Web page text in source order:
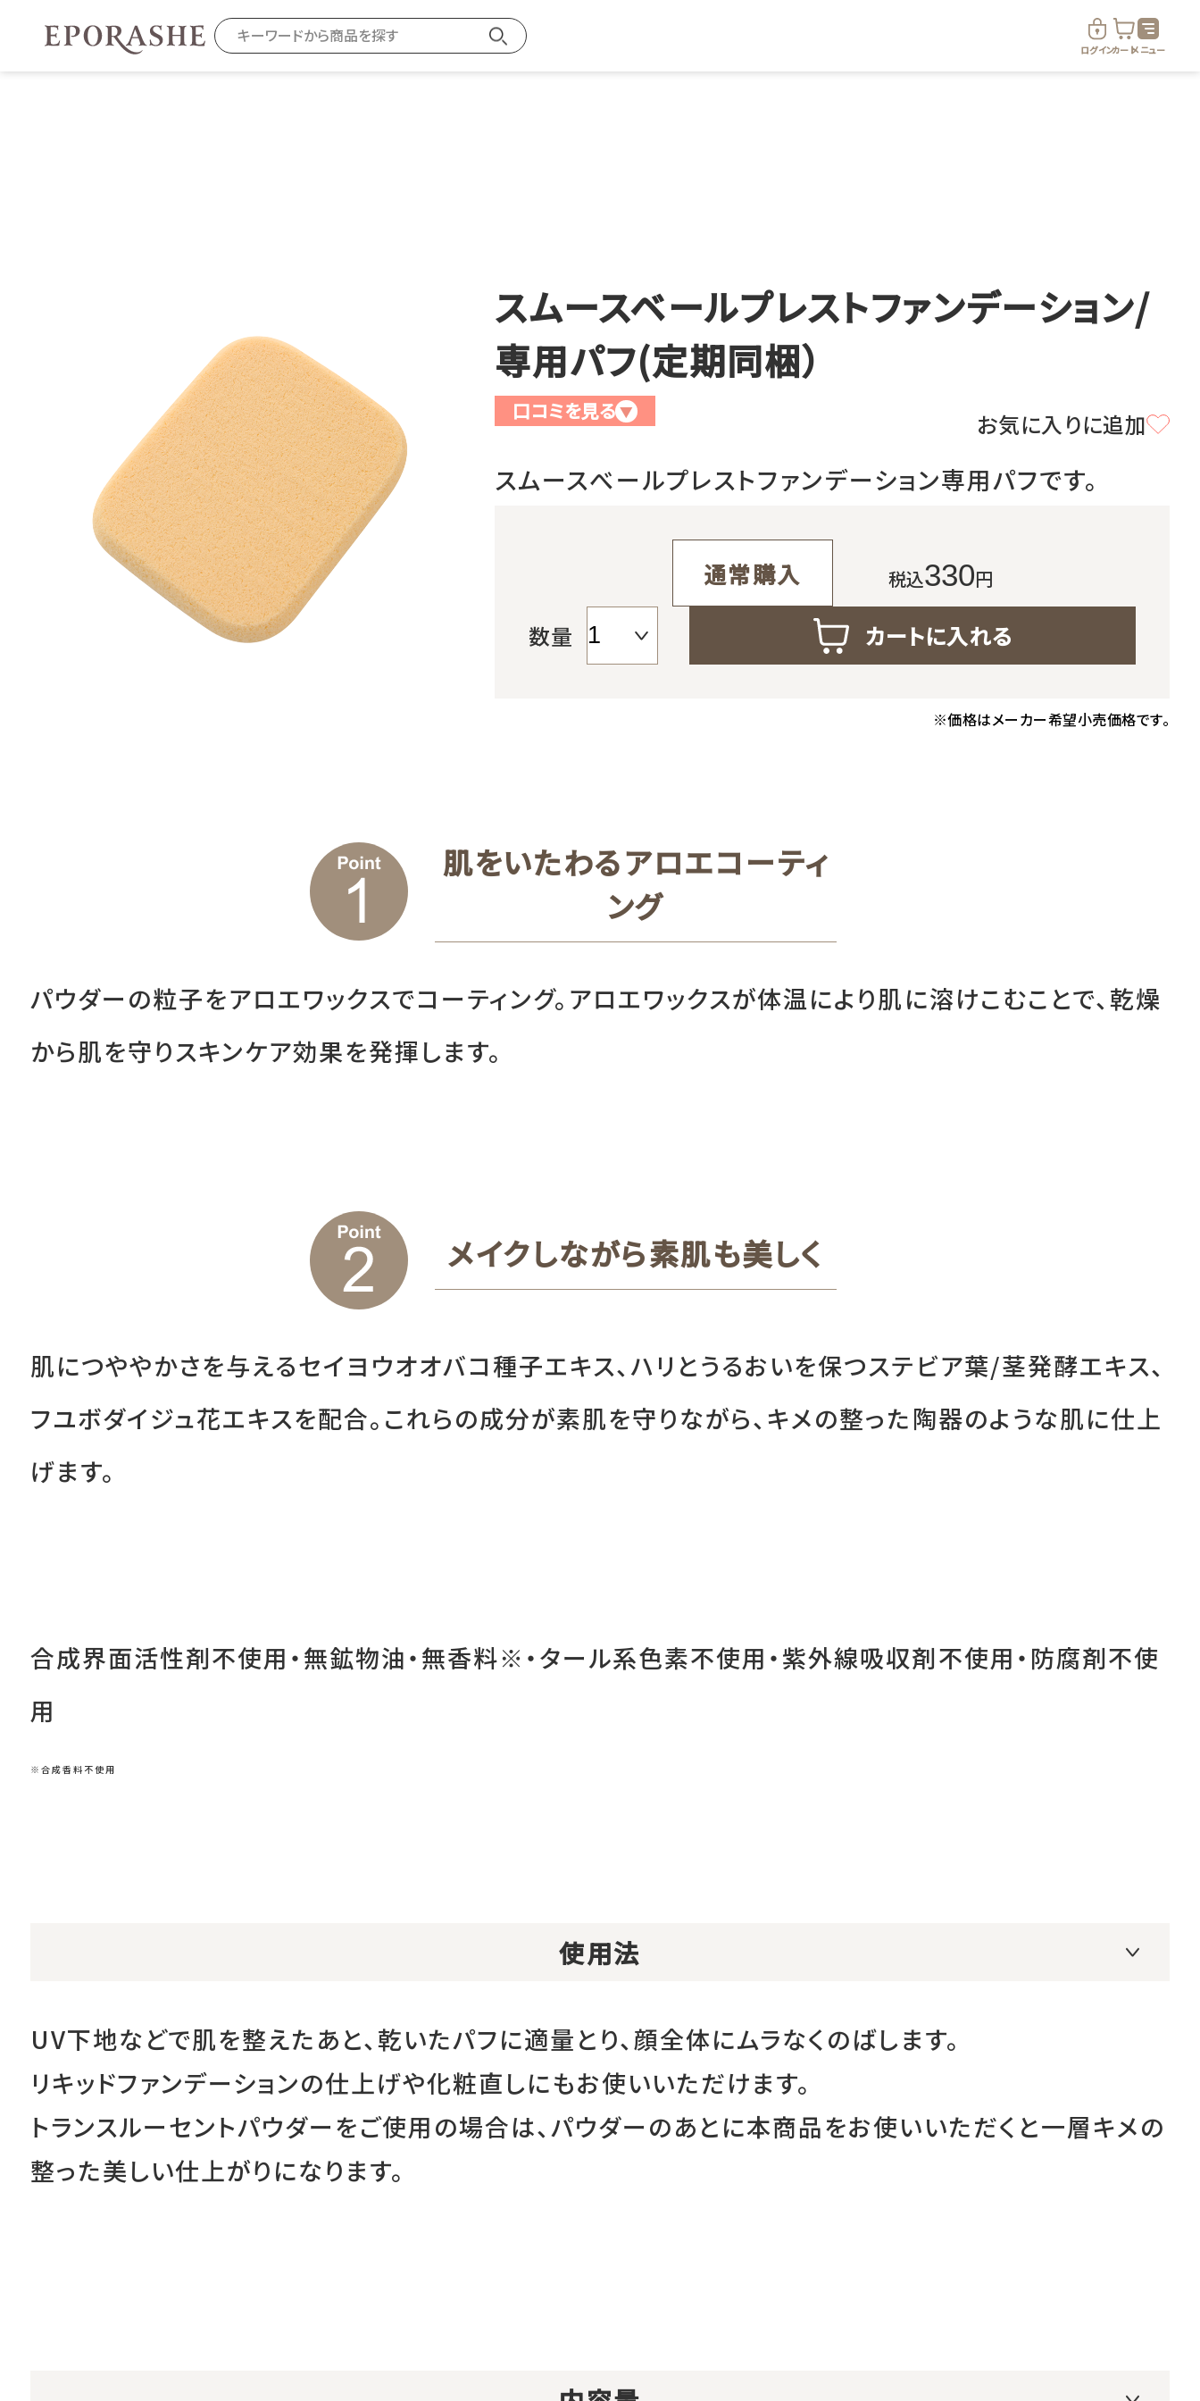
ログインカートメニュー
サプリメント
美容アイテム・その他
毛穴
シミ・くすみ
たるみ・むくみ
しわ・小じわ
肌荒れ
メンバー特典
ご注文方法
送料・配送について
返品・交換・キャンセルについて
よくあるご質問
定期便サービスご利用ガイド
スムースベールプレストファンデーション/
専用パフ(定期同梱）
口コミを見る ▼ お気に入りに追加
スムースべールプレストファンデーション専用パフです。
通常購入 税込330円
数量 カートに入れる
※価格はメーカー希望小売価格です。
肌をいたわるアロエコーティ
ング
パウダーの粒子をアロエワックスでコーティング。アロエワックスが体温により肌に溶けこむことで、乾燥
から肌を守りスキンケア効果を発揮します。
メイクしながら素肌も美しく
肌につややかさを与えるセイヨウオオバコ種子エキス、ハリとうるおいを保つステビア葉/茎発酵エキス、
フユボダイジュ花エキスを配合。これらの成分が素肌を守りながら、キメの整った陶器のような肌に仕上
げます。
合成界面活性剤不使用・無鉱物油・無香料※・タール系色素不使用・紫外線吸収剤不使用・防腐剤不使
用
※合成香料不使用
使用法
UV下地などで肌を整えたあと、乾いたパフに適量とり、顔全体にムラなくのばします。
リキッドファンデーションの仕上げや化粧直しにもお使いいただけます。
トランスルーセントパウダーをご使用の場合は、パウダーのあとに本商品をお使いいただくと一層キメの
整った美しい仕上がりになります。